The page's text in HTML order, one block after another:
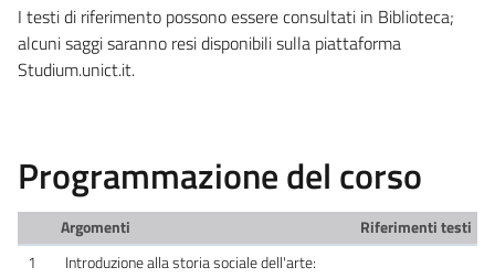
I testi di riferimento possono essere consultati in Biblioteca;
alcuni saggi saranno resi disponibili sulla piattaforma
Studium.unict.it.
Programmazione del corso
Argomenti
Riferimenti testi
1
Introduzione alla storia sociale dell'arte: